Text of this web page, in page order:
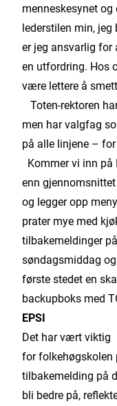
menneskesynet
lederstilen min,
er jeg ansvarlig
en utfordring. Hos
være lettere å
Toten-rektoren
men har valgfag
på alle linjene –
Kommer vi inn på
enn
og legger opp
prater mye med
tilbakemeldinger
søndagsmiddag
første stedet en
backupboks med
EPSI
Det har vært viktig
for folkehøgskolen
tilbakemelding på
bli bedre på,